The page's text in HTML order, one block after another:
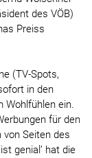
des VÖB)
Preiss
(TV-Spots,
in den
Wohlfühlen ein.
für den
von Seiten des
genial’ hat die